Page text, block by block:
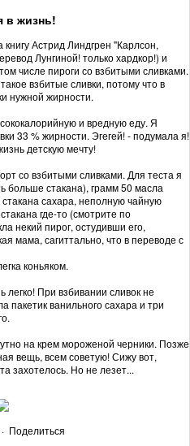
в жизнь!
Астрид Линдгрен "Карлсон,
Лунгиной! только хардкор!) и
числе пироги со взбитыми сливками.
взбитые сливки, потому что в
нужной жирности.
и вредную еду. Я
33 % жирности. Эгегей! - подумала я!
детскую мечту!
со взбитыми сливками. Для теста я
больше стакана), грамм 50 масла
сахара, неполную чайную
где-то (смотрите по
некий пирог, остудивши его,
мама, сагиттально, что в переводе с
коньяком.
легко! При взбивании сливок не
пакетик ванильного сахара и три
на крем мороженой черники. Позже
вещь, всем советую! Сижу вот,
захотелось. Но не лезет...
· Поделиться